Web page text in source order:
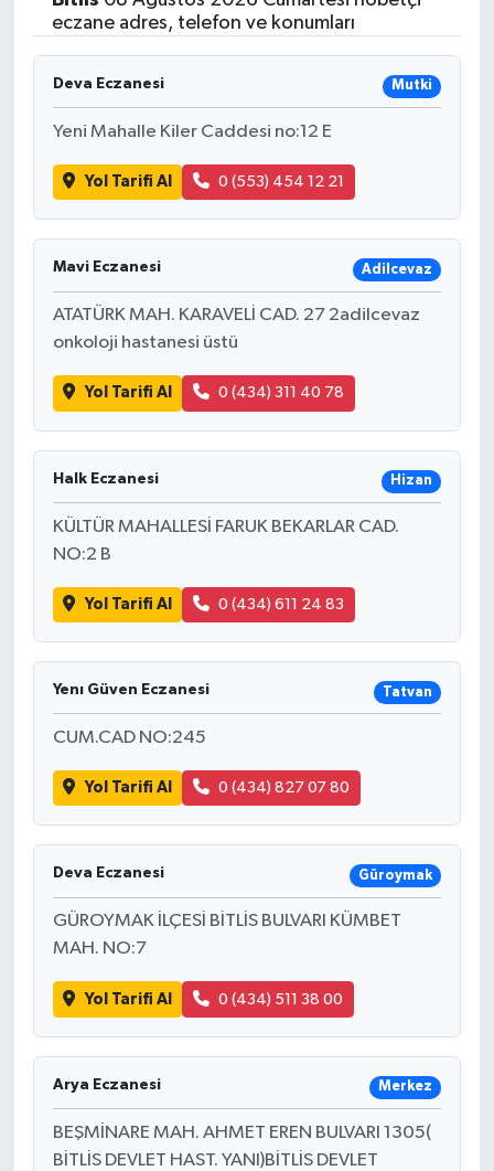
eczane adres, telefon ve konumları
Deva Eczanesi Mutki
Yeni Mahalle Kiler Caddesi no:12 E
Yol Tarifi Al 0 (553) 454 12 21
Mavi Eczanesi Adilcevaz
ATATÜRK MAH. KARAVELİ CAD. 27 2adilcevaz
onkoloji hastanesi üstü
Yol Tarifi Al 0 (434) 311 40 78
Halk Eczanesi Hizan
KÜLTÜR MAHALLESİ FARUK BEKARLAR CAD.
NO:2 B
Yol Tarifi Al 0 (434) 611 24 83
Yenı Güven Eczanesi Tatvan
CUM.CAD NO:245
Yol Tarifi Al 0 (434) 827 07 80
Deva Eczanesi Güroymak
GÜROYMAK İLÇESİ BİTLİS BULVARI KÜMBET
MAH. NO:7
Yol Tarifi Al 0 (434) 511 38 00
Arya Eczanesi Merkez
BEŞMİNARE MAH. AHMET EREN BULVARI 1305(
BİTLİS DEVLET HAST. YANI)BİTLİS DEVLET